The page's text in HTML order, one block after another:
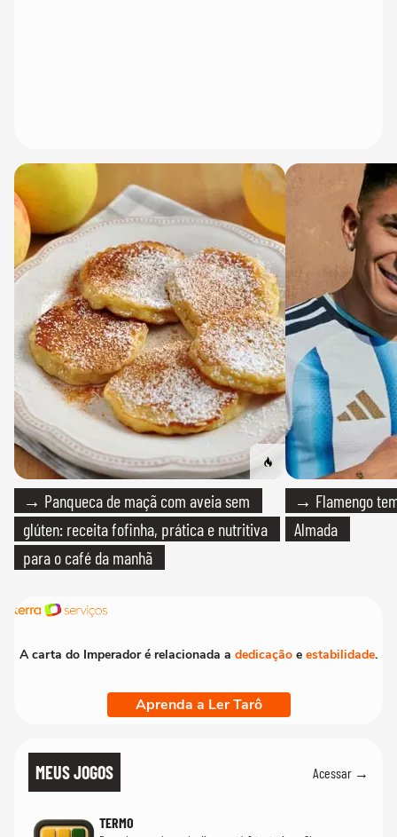
→ Panqueca de maçã com aveia sem
glúten: receita fofinha, prática e nutritiva
para o café da manhã
→ Flamengo
Almada
A carta do Imperador é relacionada a dedicação e estabilidade.
Aprenda a Ler Tarô
MEUS JOGOS Acessar →
TERMO